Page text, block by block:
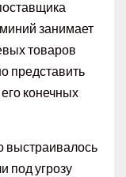
занимает
товаров
представить
конечных
выстраивалось
под угрозу